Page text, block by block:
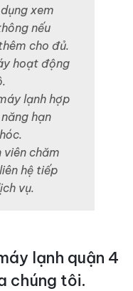
xem
nếu
cho đủ.
hoạt động
lạnh hợp
hạn
viên chăm
hệ tiếp
vụ.
lạnh quận 4
chúng tôi.